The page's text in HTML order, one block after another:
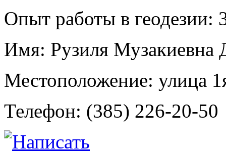
Опыт работы в геодезии:
Имя: Рузиля Музакиевна
Местоположение: улица
Телефон: (385) 226-20-50